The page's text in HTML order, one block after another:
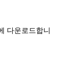
다운로드합니